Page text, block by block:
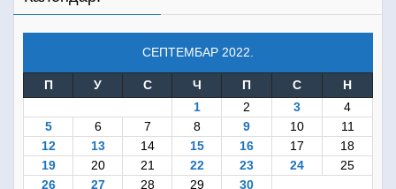
СЕПТЕМБАР 2022.
П У С Ч П С
Н
1
2 3
4
5
6 7 8 9 10
11
12
13 14 15 16 17
18
19
20 21 22 23 24
25
26
27 28 29
30